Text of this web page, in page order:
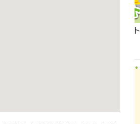
伊豆＆小田原のスポット